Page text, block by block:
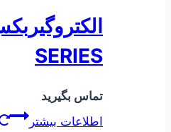
SERIES
تماس بگیرید
اطلاعات بیشتر